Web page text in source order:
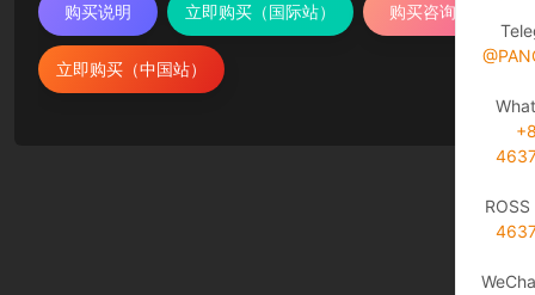
购买说明 立即购买（国际站） 购买咨询
立即购买（中国站）